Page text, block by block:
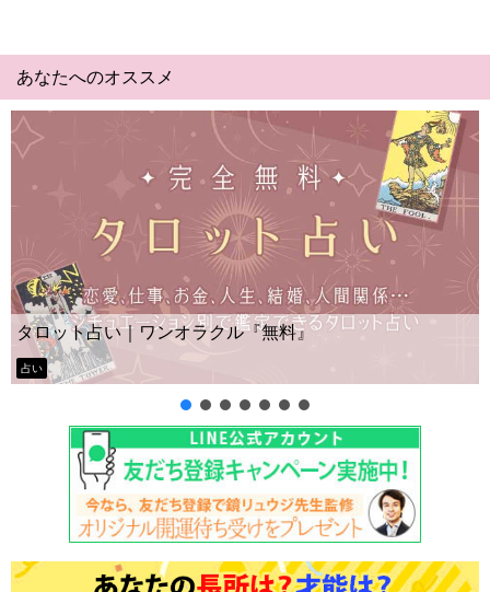
あなたへのオススメ
Yes No占い｜無料タロット◆私の質問の答えはイ
ー？
タロット占い